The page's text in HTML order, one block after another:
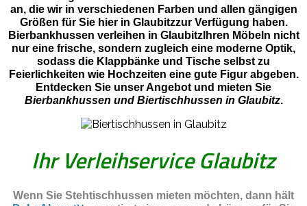
an, die wir in verschiedenen Farben und allen gängigen
Größen für Sie hier in Glaubitzzur Verfügung haben.
Bierbankhussen verleihen in GlaubitzIhren Möbeln nicht
nur eine frische, sondern zugleich eine moderne Optik,
sodass die Klappbänke und Tische selbst zu
Feierlichkeiten wie Hochzeiten eine gute Figur abgeben.
Entdecken Sie unser Angebot und mieten Sie
Bierbankhussen und Biertischhussen in Glaubitz.
Ihr Verleihservice Glaubitz
Wenn Sie Stehtischhussen mieten möchten, dann hält